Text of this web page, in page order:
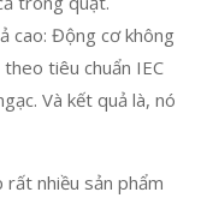
cao: Động cơ không
tiêu chuẩn IEC
Và kết quả là, nó
nhiều sản phẩm